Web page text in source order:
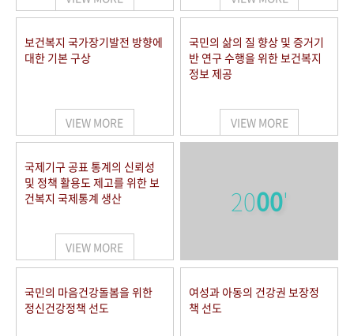
보건복지 국가장기발전 방향에
대한 기본 구상
VIEW MORE
국민의 삶의 질 향상 및 증거기
반 연구 수행을 위한 보건복지
정보 제공
VIEW MORE
국제기구 공표 통계의 신뢰성
및 정책 활용도 제고를 위한 보
건복지 국제통계 생산
VIEW MORE
2000'
국민의 마음건강돌봄을 위한
정신건강정책 선도
여성과 아동의 건강권 보장정
책 선도